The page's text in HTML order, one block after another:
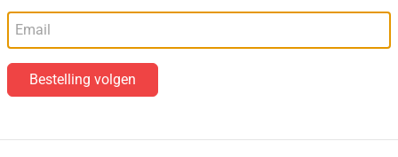
Bestelling volgen